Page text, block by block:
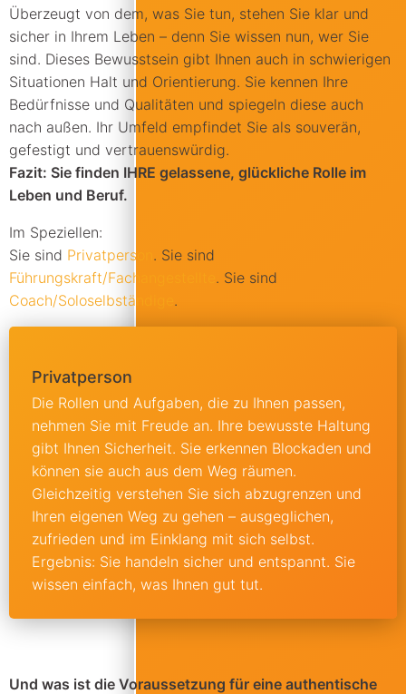
Überzeugt von dem, was Sie tun, stehen Sie klar und
sicher in Ihrem Leben – denn Sie wissen nun, wer Sie
sind. Dieses Bewusstsein gibt Ihnen auch in schwierigen
Situationen Halt und Orientierung. Sie kennen Ihre
Bedürfnisse und Qualitäten und spiegeln diese auch
nach außen. Ihr Umfeld empfindet Sie als souverän,
gefestigt und vertrauenswürdig.
Fazit: Sie finden IHRE gelassene, glückliche Rolle im
Leben und Beruf.
Im Speziellen:
Sie sind Privatperson . Sie sind
Führungskraft/Fachangestellte . Sie sind
Coach/Soloselbständige .
Privatperson
Die Rollen und Aufgaben, die zu Ihnen passen,
nehmen Sie mit Freude an. Ihre bewusste Haltung
gibt Ihnen Sicherheit. Sie erkennen Blockaden und
können sie auch aus dem Weg räumen.
Gleichzeitig verstehen Sie sich abzugrenzen und
Ihren eigenen Weg zu gehen – ausgeglichen,
zufrieden und im Einklang mit sich selbst.
Ergebnis: Sie handeln sicher und entspannt. Sie
wissen einfach, was Ihnen gut tut.
Und was ist die Voraussetzung für eine authentische